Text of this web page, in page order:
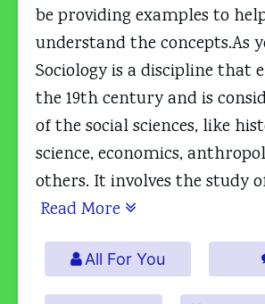
be providing examples to
understand the concepts.As
Sociology is a discipline that
the 19th century and is
of the social sciences, like
science, economics,
others. It involves the study
Read More
All For You